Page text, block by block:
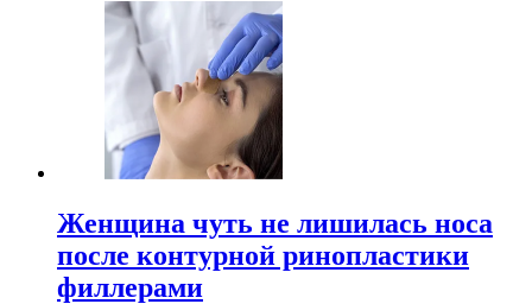
Женщина чуть не лишилась носа
после контурной ринопластики
филлерами